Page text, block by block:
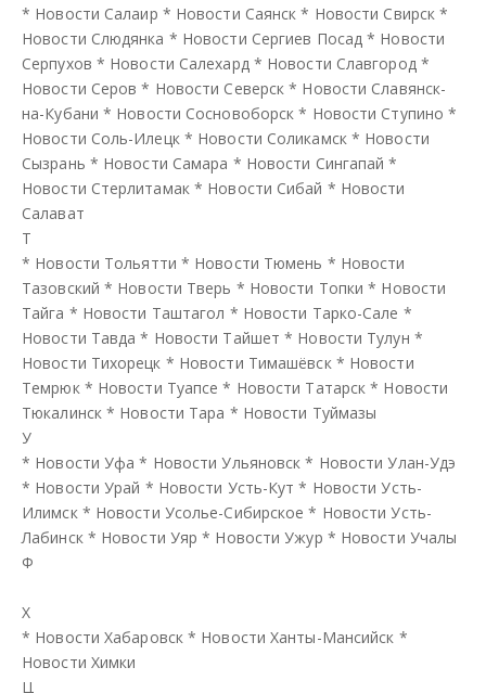
* Новости Салаир * Новости Саянск * Новости Свирск *
Новости Слюдянка * Новости Сергиев Посад * Новости
Серпухов * Новости Салехард * Новости Славгород *
Новости Серов * Новости Северск * Новости Славянск-
на-Кубани * Новости Сосновоборск * Новости Ступино *
Новости Соль-Илецк * Новости Соликамск * Новости
Сызрань * Новости Самара * Новости Сингапай *
Новости Стерлитамак * Новости Сибай * Новости
Салават
Т
* Новости Тольятти * Новости Тюмень * Новости
Тазовский * Новости Тверь * Новости Топки * Новости
Тайга * Новости Таштагол * Новости Тарко-Сале *
Новости Тавда * Новости Тайшет * Новости Тулун *
Новости Тихорецк * Новости Тимашёвск * Новости
Темрюк * Новости Туапсе * Новости Татарск * Новости
Тюкалинск * Новости Тара * Новости Туймазы
У
* Новости Уфа * Новости Ульяновск * Новости Улан-Удэ
* Новости Урай * Новости Усть-Кут * Новости Усть-
Илимск * Новости Усолье-Сибирское * Новости Усть-
Лабинск * Новости Уяр * Новости Ужур * Новости Учалы
Ф
Х
* Новости Хабаровск * Новости Ханты-Мансийск *
Новости Химки
Ц